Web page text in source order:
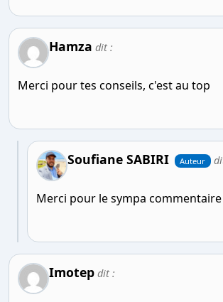
Hamza dit :
Merci pour tes conseils, c'est au top
Soufiane SABIRI Auteur
Merci pour le sympa
Imotep dit :